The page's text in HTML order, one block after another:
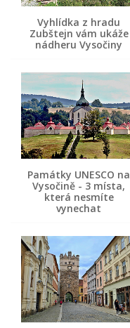
Vyhlídka z hradu
Zubštejn vám ukáže
nádheru Vysočiny
Památky UNESCO na
Vysočině - 3 místa,
která nesmíte
vynechat